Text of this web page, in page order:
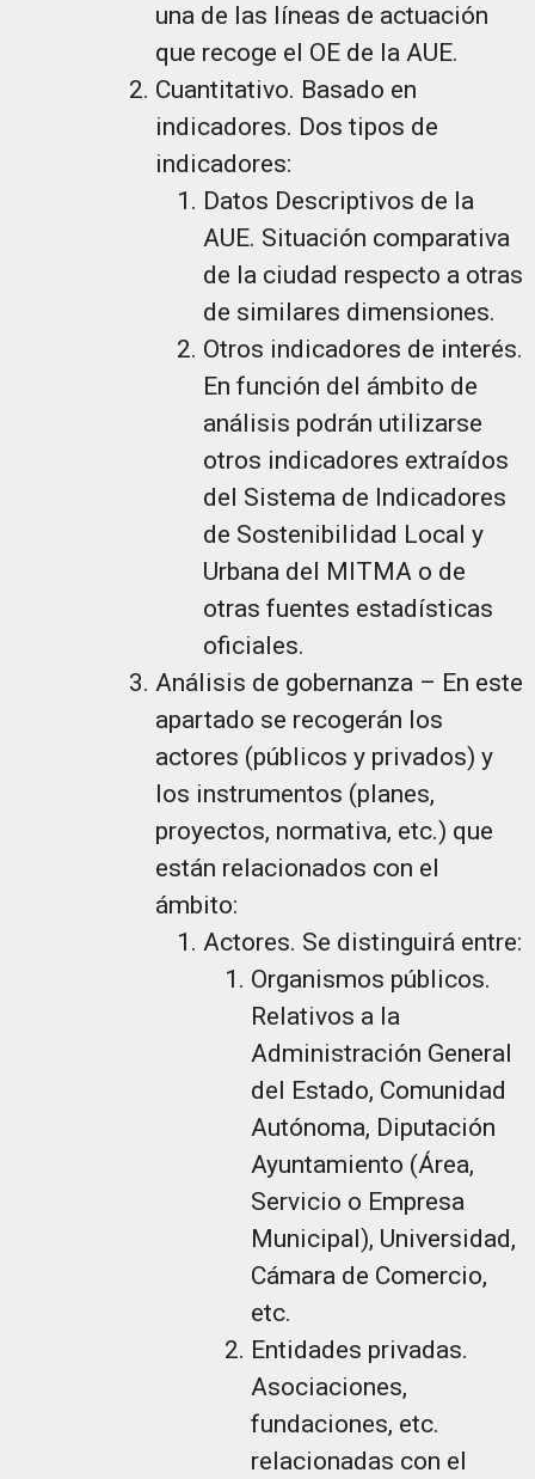
una de las líneas de actuación
que recoge el OE de la AUE.
Cuantitativo. Basado en
indicadores. Dos tipos de
indicadores:
Datos Descriptivos de la
AUE. Situación comparativa
de la ciudad respecto a otras
de similares dimensiones.
Otros indicadores de interés.
En función del ámbito de
análisis podrán utilizarse
otros indicadores extraídos
del Sistema de Indicadores
de Sostenibilidad Local y
Urbana del MITMA o de
otras fuentes estadísticas
oficiales.
Análisis de gobernanza – En este
apartado se recogerán los
actores (públicos y privados) y
los instrumentos (planes,
proyectos, normativa, etc.) que
están relacionados con el
ámbito:
Actores. Se distinguirá entre:
Organismos públicos.
Relativos a la
Administración General
del Estado, Comunidad
Autónoma, Diputación
Ayuntamiento (Área,
Servicio o Empresa
Municipal), Universidad,
Cámara de Comercio,
etc.
Entidades privadas.
Asociaciones,
fundaciones, etc.
relacionadas con el